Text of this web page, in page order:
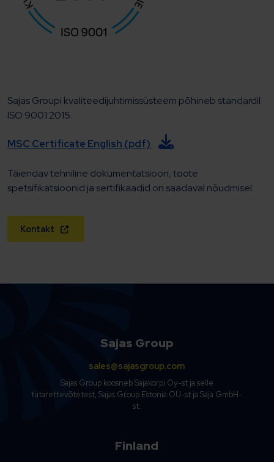
Sajas Groupi kvaliteedijuhtimissüsteem põhineb standardil
ISO 9001:2015.
MSC Certificate English (pdf)
Täiendav tehniline dokumentatsioon, toote
spetsifikatsioonid ja sertifikaadid on saadaval nõudmisel.
Kontakt
Sajas Group
sales@sajasgroup.com
Sajas Group koosneb Sajakorpi Oy-st ja selle
tütarettevõtetest, Sajas Group Estonia OÜ-st ja Saja GmbH-
st.
Finland